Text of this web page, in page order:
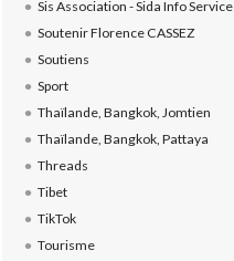
Sis Association - Sida Info Service
Soutenir Florence CASSEZ
Soutiens
Sport
Thaïlande, Bangkok, Jomtien
Thaïlande, Bangkok, Pattaya
Threads
Tibet
TikTok
Tourisme